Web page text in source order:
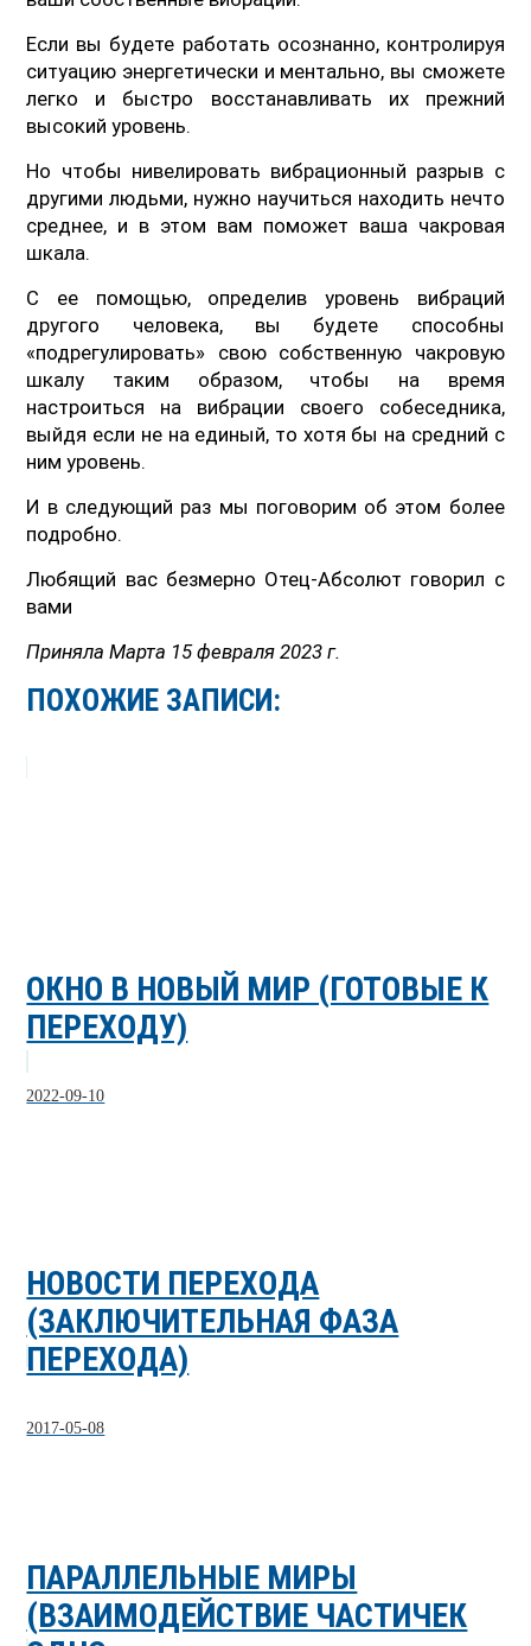
Если вы будете работать осознанно, контролируя
ситуацию энергетически и ментально, вы сможете
легко и быстро восстанавливать их прежний
высокий уровень.
Но чтобы нивелировать вибрационный разрыв с
другими людьми, нужно научиться находить нечто
среднее, и в этом вам поможет ваша чакровая
шкала.
С ее помощью, определив уровень вибраций
другого человека, вы будете способны
«подрегулировать» свою собственную чакровую
шкалу таким образом, чтобы на время
настроиться на вибрации своего собеседника,
выйдя если не на единый, то хотя бы на средний с
ним уровень.
И в следующий раз мы поговорим об этом более
подробно.
Любящий вас безмерно Отец-Абсолют говорил с
вами
Приняла Марта 15 февраля 2023 г.
ПОХОЖИЕ ЗАПИСИ:
ОКНО В НОВЫЙ МИР (ГОТОВЫЕ К
ПЕРЕХОДУ)
2022-09-10
НОВОСТИ ПЕРЕХОДА
(ЗАКЛЮЧИТЕЛЬНАЯ ФАЗА
ПЕРЕХОДА)
2017-05-08
ПАРАЛЛЕЛЬНЫЕ МИРЫ
(ВЗАИМОДЕЙСТВИЕ ЧАСТИЧЕК